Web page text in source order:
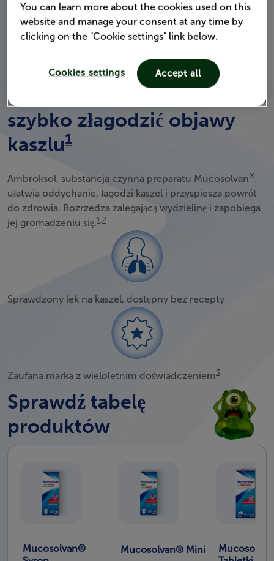
Właściwy wybór, gdy chcesz
szybko złagodzić objawy
kaszlu1
Ambroksol, substancja czynna preparatu Mucosolvan®,
ułatwia oddychanie, łagodzi kaszel i przyspiesza powrót
do zdrowia. Rozrzedza zalegającą wydzielinę i zapobiega
jej gromadzeniu się.1,2
Sprawdzony lek na kaszel​, dostępny bez recepty​
Zaufana marka z wieloletnim doświadczeniem3
Sprawdź tabelę
produktów
Mucosolvan®
Mucosolvan® Mini
You can learn more about the cookies used on this
website and manage your consent at any time by
clicking on the "Cookie settings" link below.
Cookies settings Accept all